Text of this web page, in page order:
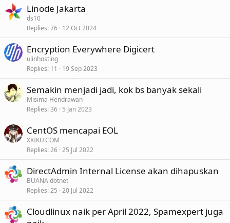
Linode Jakarta
ds10
Replies 76 12 Oct 2024
Encryption Everywhere Digicert
ulinhosting
Replies 11 19 Sep 2023
Semakin menjadi jadi, kok bs banyak sekali
Misima Hendrawan
Replies 36 5 Jan 2023
CentOS mencapai EOL
XXIKU.COM
Replies 26 25 Jul 2022
DirectAdmin Internal License akan dihapuskan
BUANA dotnet
Replies 25 20 Jul 2022
Cloudlinux naik per April 2022, Spamexpert juga